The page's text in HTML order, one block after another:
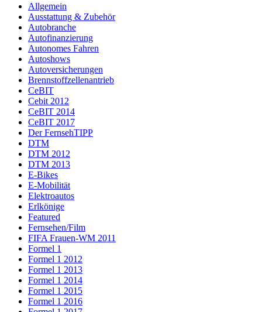
Allgemein
Ausstattung & Zubehör
Autobranche
Autofinanzierung
Autonomes Fahren
Autoshows
Autoversicherungen
Brennstoffzellenantrieb
CeBIT
Cebit 2012
CeBIT 2014
CeBIT 2017
Der FernsehTIPP
DTM
DTM 2012
DTM 2013
E-Bikes
E-Mobilität
Elektroautos
Erlkönige
Featured
Fernsehen/Film
FIFA Frauen-WM 2011
Formel 1
Formel 1 2012
Formel 1 2013
Formel 1 2014
Formel 1 2015
Formel 1 2016